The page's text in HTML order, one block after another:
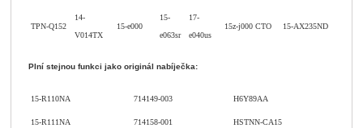
TPN-Q152
14-
V014TX
15-e000
15-
e063sr
17-
e040us
15z-j000 CTO 15-AX235ND
Plní stejnou funkci jako originál nabíječka:
15-R110NA 714149-003 H6Y89AA
15-R111NA 714158-001 HSTNN-CA15